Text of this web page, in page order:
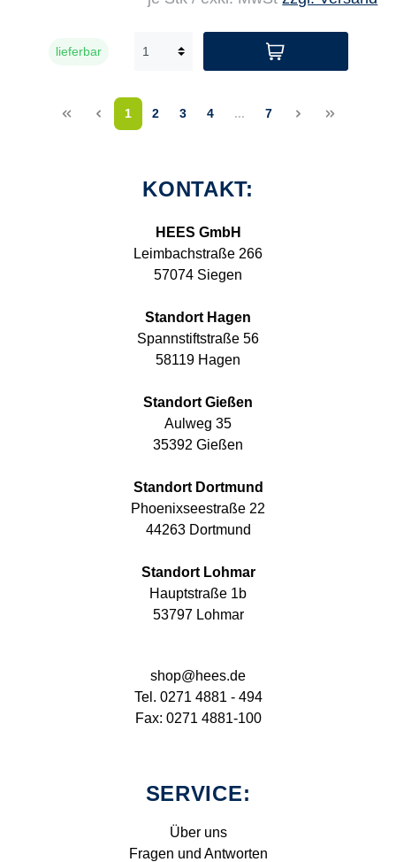
lieferbar
<< < 1 2 3 4 ... 7 > >>
KONTAKT:
HEES GmbH
Leimbachstraße 266
57074 Siegen
Standort Hagen
Spannstiftstraße 56
58119 Hagen
Standort Gießen
Aulweg 35
35392 Gießen
Standort Dortmund
Phoenixseestraße 22
44263 Dortmund
Standort Lohmar
Hauptstraße 1b
53797 Lohmar
shop@hees.de
Tel. 0271 4881 - 494
Fax: 0271 4881-100
SERVICE:
Über uns
Fragen und Antworten